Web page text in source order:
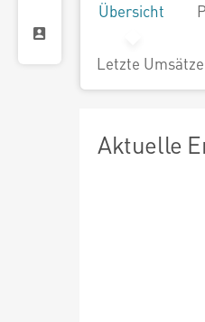
Übersicht
Letzte Umsätze
Aktuelle